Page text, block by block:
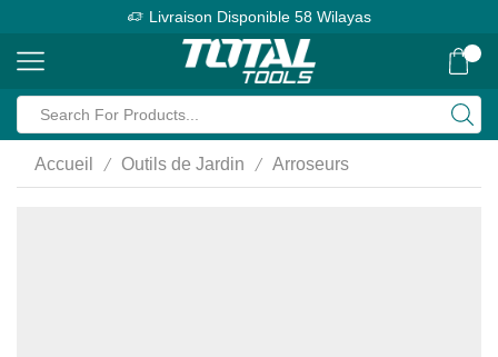
Livraison Disponible 58 Wilayas
input
Accueil / Outils de Jardin / Arroseurs